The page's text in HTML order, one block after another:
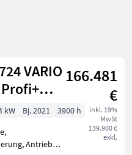
FilterVARIO
2
166.481
€
inkl. 19%
MwSt
139.900 €
exkl.
kW Bj. 2021
3900 h
Antrieb: